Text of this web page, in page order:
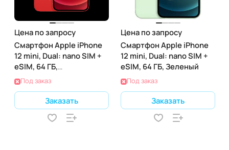
Цена по запросу
Смартфон Apple iPhone
12 mini, Dual: nano SIM +
eSIM, 64 ГБ,
(PRODUCT)RED
Под заказ
Заказать
Цена по запросу
Смартфон Apple iPhone
12 mini, Dual: nano SIM +
eSIM, 64 ГБ, Зеленый
Под заказ
Заказать